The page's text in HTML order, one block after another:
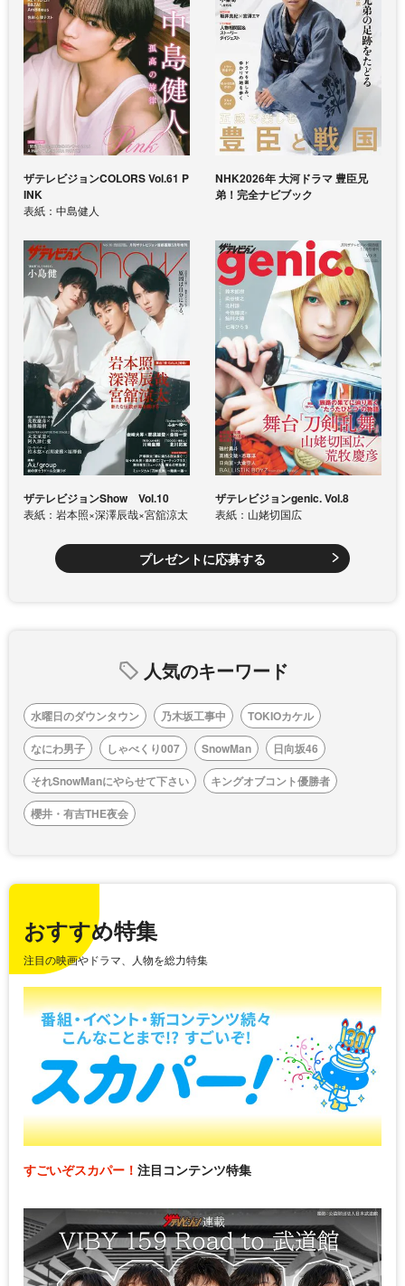
ザテレビジョンCOLORS Vol.61 P
INK
表紙：中島健人
NHK2026年 大河ドラマ 豊臣兄
弟！完全ナビブック
ザテレビジョンShow Vol.10
表紙：岩本照×深澤辰哉×宮舘涼太
ザテレビジョンgenic. Vol.8
表紙：山姥切国広
プレゼントに応募する
人気のキーワード
水曜日のダウンタウン 乃木坂工事中
TOKIOカケル
なにわ男子
しゃべくり007 SnowMan
日向坂46
それSnowManにやらせて下さい
キングオブコント優勝者
櫻井・有吉THE夜会
おすすめ特集
注目の映画やドラマ、人物を総力特集
すごいぞスカパー！ 注目コンテンツ特集